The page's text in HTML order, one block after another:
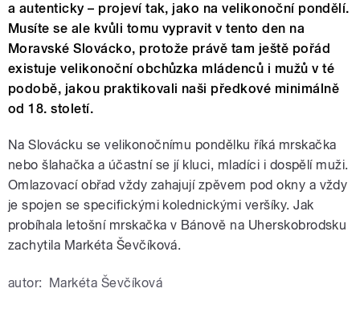
a autenticky – projeví tak, jako na velikonoční pondělí.
Musíte se ale kvůli tomu vypravit v tento den na
Moravské Slovácko, protože právě tam ještě pořád
existuje velikonoční obchůzka mládenců i mužů v té
podobě, jakou praktikovali naši předkové minimálně
od 18. století.
Na Slovácku se velikonočnímu pondělku říká mrskačka
nebo šlahačka a účastní se jí kluci, mladíci i dospělí muži.
Omlazovací obřad vždy zahajují zpěvem pod okny a vždy
je spojen se specifickými kolednickými veršíky. Jak
probíhala letošní mrskačka v Bánově na Uherskobrodsku
zachytila Markéta Ševčíková.
autor: Markéta Ševčíková